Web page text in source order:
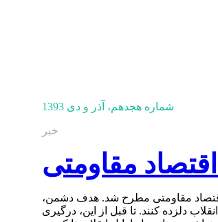
شماره هجدهم، آذر و دی 1393
خبر
مقاومتی
مقاومتی مطرح شد. هدف دشمن،
دلزده کنند. تا قبل از این، درگیری